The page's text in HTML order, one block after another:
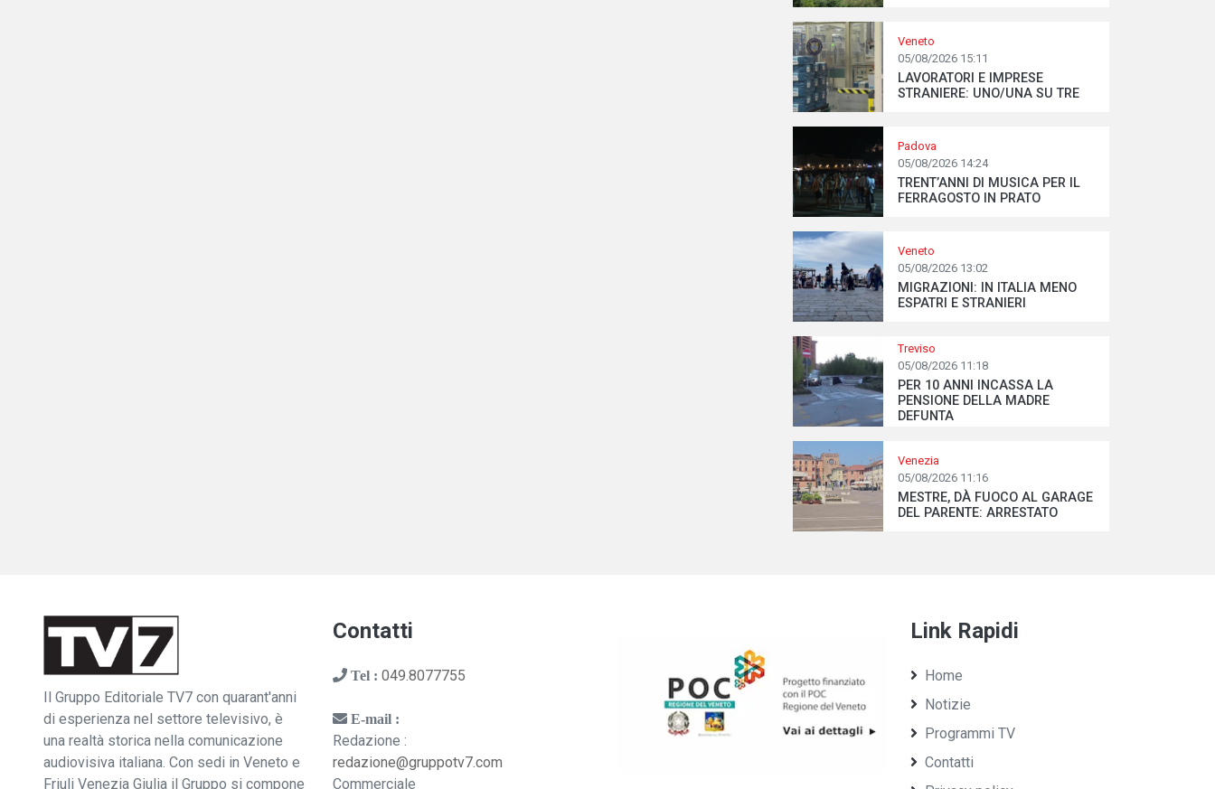
Veneto
05/08/2026 15:11
LAVORATORI E IMPRESE
STRANIERE: UNO/UNA SU TRE
Padova
05/08/2026 14:24
TRENT’ANNI DI MUSICA PER IL
FERRAGOSTO IN PRATO
Veneto
05/08/2026 13:02
MIGRAZIONI: IN ITALIA MENO
ESPATRI E STRANIERI
Treviso
05/08/2026 11:18
PER 10 ANNI INCASSA LA
PENSIONE DELLA MADRE
DEFUNTA
Venezia
05/08/2026 11:16
MESTRE, DÀ FUOCO AL GARAGE
DEL PARENTE: ARRESTATO
Il Gruppo Editoriale TV7 con quarant'anni
di esperienza nel settore televisivo, è
una realtà storica nella comunicazione
audiovisiva italiana. Con sedi in Veneto e
Friuli Venezia Giulia il Gruppo si compone
Contatti
Tel : 049.8077755
E-mail :
Redazione :
redazione@gruppotv7.com
Commerciale
Link Rapidi
Home
Notizie
Programmi TV
Contatti